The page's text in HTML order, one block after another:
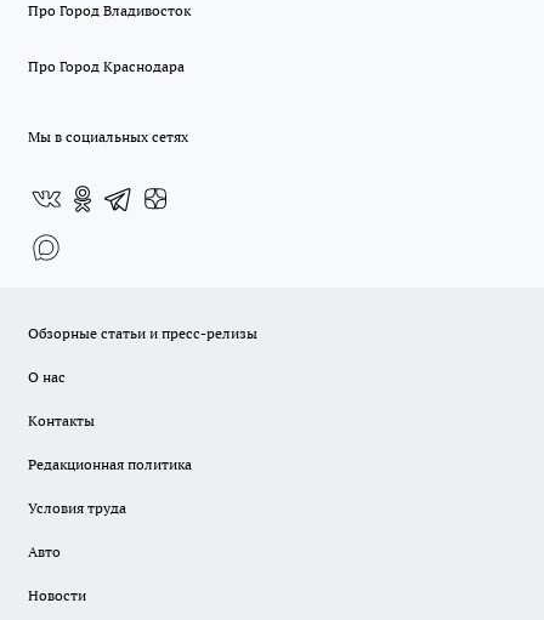
Про Город Владивосток
Про Город Краснодара
Мы в социальных сетях
Обзорные статьи и пресс-релизы
О нас
Контакты
Редакционная политика
Условия труда
Авто
Новости